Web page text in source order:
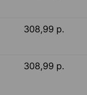
308,99 р.
308,99 р.